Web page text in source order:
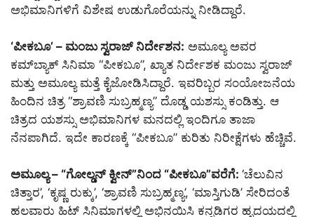
ಅಭಿಮಾನಿಗಳಿಗೆ ವಿಶೇಷ ಉಡುಗೊರೆಯನ್ನು ನೀಡಿದ್ದಾರೆ.
‘ಪೀಕಬೂ’ – ಮಂಜು ಸ್ವರಾಜ್ ನಿರ್ದೇಶನ: ಅಮೂಲ್ಯ ಅವರ
ಕಮ್‌ಬ್ಯಾಕ್ ಸಿನಿಮಾ “ಪೀಕಬೂ”, ಖ್ಯಾತ ನಿರ್ದೇಶಕ ಮಂಜು ಸ್ವರಾಜ್
ಮತ್ತು ಅಮೂಲ್ಯ ಮತ್ತೆ ಕೈಜೋಡಿಸಿದ್ದಾರೆ. ಇವರಿಬ್ಬರ ಸಂಯೋಜನೆಯ
ಹಿಂದಿನ ಚಿತ್ರ “ಶ್ರಾವಣಿ ಸುಬ್ರಹ್ಮಣ್ಯ” ದೊಡ್ಡ ಯಶಸ್ಸು ಕಂಡಿತ್ತು. ಆ
ಚಿತ್ರದ ಯಶಸ್ಸು ಅಭಿಮಾನಿಗಳ ಮನದಲ್ಲಿ ಇಂದಿಗೂ ತಾಜಾ
ನೆನಪಾಗಿದೆ. ಇದೇ ಕಾರಣಕ್ಕೆ “ಪೀಕಬೂ” ಕುರಿತು ನಿರೀಕ್ಷೆಗಳು ಹೆಚ್ಚಿವೆ.
ಅಮೂಲ್ಯ – “ಗೋಲ್ಡನ್ ಕ್ವೀನ್”ನಿಂದ “ಪೀಕಬೂ”ವರೆಗೆ: ‘ಚೆಲುವಿನ
ಚಿತ್ತಾರ’, ‘ಕೃಷ್ಣ ರುಕ್ಕು’, ‘ಶ್ರಾವಣಿ ಸುಬ್ರಹ್ಮಣ್ಯ’, ‘ಮಾಸ್ತಿಗುಡಿ’ ಸೇರಿದಂತೆ
ಹಲವಾರು ಹಿಟ್ ಸಿನಿಮಾಗಳಲ್ಲಿ ಅಭಿನಯಿಸಿ ಕನ್ನಡಿಗರ ಹೃದಯದಲ್ಲಿ